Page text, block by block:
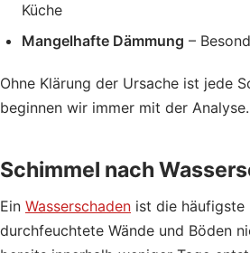
Küche
Mangelhafte Dämmung –
Ohne Klärung der Ursache ist jede
beginnen wir immer mit der Analyse.
Schimmel nach
Ein Wasserschaden ist die häufigste
durchfeuchtete Wände und Böden